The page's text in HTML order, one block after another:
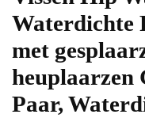
Waterdichte
met
heuplaarzen
Paar,